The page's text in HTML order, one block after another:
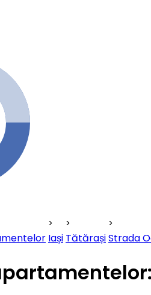
Iași TătărașiStrada